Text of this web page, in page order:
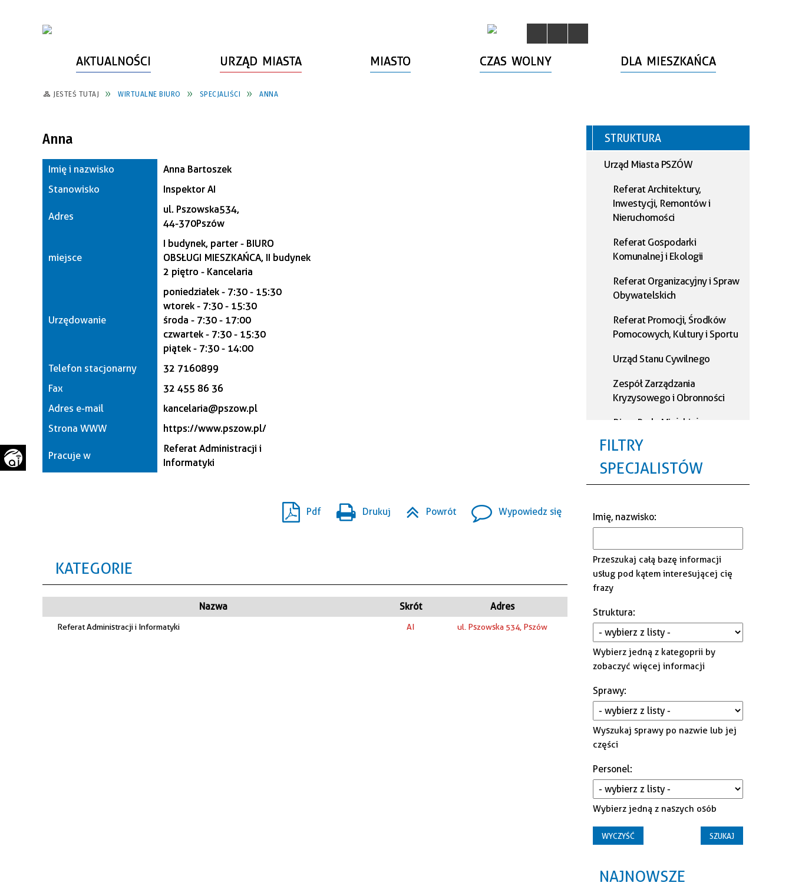
AKTUALNOŚCI URZĄD MIASTA
WŁADZE MIASTA
URZĄD STANU CYWILNEGO
RADA MIEJSKA
BUDŻET MIASTA
STRATEGIE, PLANY, PROGRAMY
FUNDUSZE ZEWNĘTRZNE
MIASTO
INFORMACJE O MIEŚCIE
PARTNERZY, NGO
JEDNOSTKI MIEJSKIE
EDUKACJA
INWESTYCJE MIEJSKIE
PRZEDSIĘBIORCZOŚCI
GAZETA SAMORZĄDOWA
"PSZOW.PL"
CZAS WOLNY
SPORT
SZLAKI TURYSTYCZNE
ZABYTKI
DLA MIESZKAŃCA
ZAŁATW SPRAWĘ
BEZPIECZEŃSTWO
ZWIERZĘTA W GMINIE
POMIAR SATYSFAKCJI KLIENTA
INFORMATOR
KOMUNIKACJA I TRANSPORT
ZAGOSPODAROWANIE
JESTEŚ TUTAJ WIRTUALNE BIURO SPECJALIŚCI ANNA
Anna
Imię i nazwisko
Anna Bartoszek
Stanowisko
Inspektor AI
Adres
ul. Pszowska 534,
44-370 Pszów
miejsce
I budynek, parter - BIURO
OBSŁUGI MIESZKAŃCA, II budynek
2 piętro - Kancelaria
Urzędowanie
poniedziałek - 7:30 - 15:30
wtorek - 7:30 - 15:30
środa - 7:30 - 17:00
czwartek - 7:30 - 15:30
piątek - 7:30 - 14:00
Telefon stacjonarny
32 7160899
Fax
32 455 86 36
Adres e-mail
kancelaria@pszow.pl
Strona WWW
https://www.pszow.pl/
Pracuje w
Referat Administracji i
Informatyki
Pdf Drukuj Powrót Wypowiedz się
KATEGORIE
Nazwa Skrót Adres
Referat Administracji i Informatyki AI ul. Pszowska 534, Pszów
STRUKTURA
Urząd Miasta PSZÓW
Referat Architektury,
Inwestycji, Remontów i
Nieruchomości
Referat Gospodarki
Komunalnej i Ekologii
Referat Organizacyjny i Spraw
Obywatelskich
Referat Promocji, Środków
Pomocowych, Kultury i Sportu
Urząd Stanu Cywilnego
Zespół Zarządzania
Kryzysowego i Obronności
Biuro Rady Miejskiej
Referat Podatkowy
Referat Księgowości
Informatyki
Problemów Alkoholowych i
Przeciwdziałania Narkomanii
FILTRY
SPECJALISTÓW
Imię, nazwisko:
Przeszukaj całą bazę informacji
usług pod kątem interesującej cię
frazy
Struktura:
Wybierz jedną z kategoprii by
zobaczyć więcej informacji
Sprawy:
Wyszukaj sprawy po nazwie lub jej
części
Personel:
Wybierz jedną z naszych osób
NAJNOWSZE